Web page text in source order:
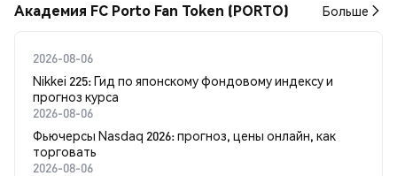
Академия FC Porto Fan Token (PORTO) Больше
2026-08-06
Nikkei 225: Гид по японскому фондовому индексу и
прогноз курса
2026-08-06
Фьючерсы Nasdaq 2026: прогноз, цены онлайн, как
торговать
2026-08-06